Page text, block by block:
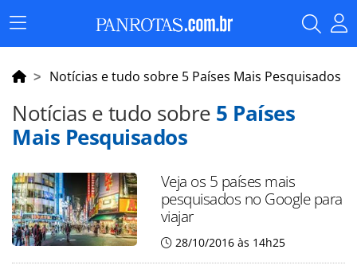
Menu
Principal
Notícias e tudo sobre 5 Países Mais Pesquisados
Notícias e tudo sobre 5 Países
Mais Pesquisados
Veja os 5 países mais
pesquisados no Google para
viajar
28/10/2016 às 14h25